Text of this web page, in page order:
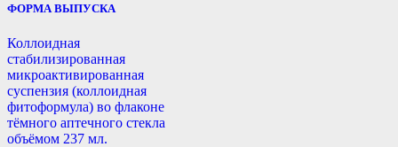
ФОРМА ВЫПУСКА
Коллоидная
стабилизированная
микроактивированная
суспензия (коллоидная
фитоформула) во флаконе
тёмного аптечного стекла
объёмом 237 мл.